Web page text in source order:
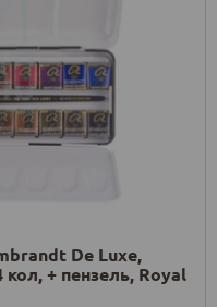
De Luxe,
+ пензель, Royal